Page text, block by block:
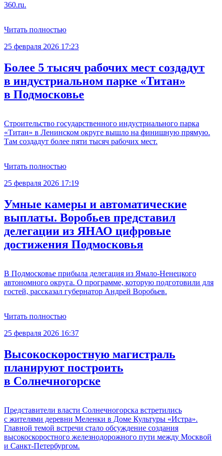
360.ru.
Читать полностью
25 февраля 2026 17:23
Более 5 тысяч рабочих мест создадут
в индустриальном парке «Титан»
в Подмосковье
Строительство государственного индустриального парка
«Титан» в Ленинском округе вышло на финишную прямую.
Там создадут более пяти тысяч рабочих мест.
Читать полностью
25 февраля 2026 17:19
Умные камеры и автоматические
выплаты. Воробьев представил
делегации из ЯНАО цифровые
достижения Подмосковья
В Подмосковье прибыла делегация из Ямало-Ненецкого
автономного округа. О программе, которую подготовили для
гостей, рассказал губернатор Андрей Воробьев.
Читать полностью
25 февраля 2026 16:37
Высокоскоростную магистраль
планируют построить
в Солнечногорске
Представители власти Солнечногорска встретились
с жителями деревни Меленки в Доме Культуры «Истра».
Главной темой встречи стало обсуждение создания
высокоскоростного железнодорожного пути между Москвой
и Санкт-Петербургом.